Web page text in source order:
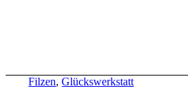
Filzen,Glückswerkstatt